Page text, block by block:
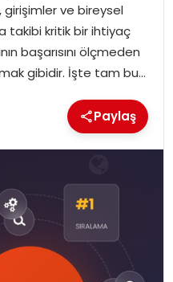
ve bireysel
takibi kritik bir ihtiyaç
başarısını ölçmeden
gibidir. İşte tam bu…
Paylaş